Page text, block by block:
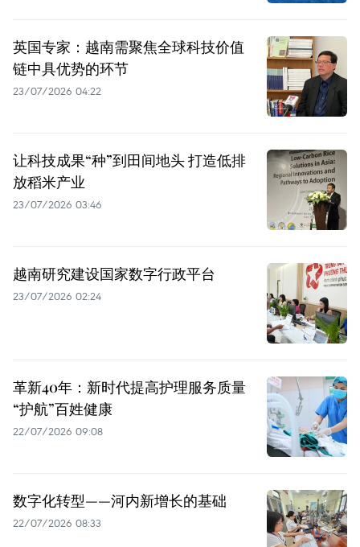
英国专家：越南需聚焦全球科技价值
链中具优势的环节
23/07/2026 04:22
让科技成果“种”到田间地头 打造低排
放稻米产业
23/07/2026 03:46
越南研究建设国家数字行政平台
23/07/2026 02:24
革新40年：新时代提高护理服务质量
“护航”百姓健康
22/07/2026 09:08
数字化转型——河内新增长的基础
22/07/2026 08:33